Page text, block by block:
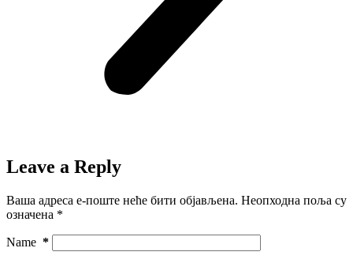
Leave a Reply
Ваша адреса е-поште неће бити објављена. Неопходна поља су
означена *
Name *